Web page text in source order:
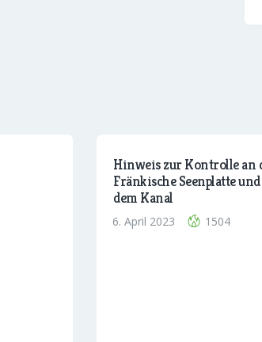
Hinweis zur Kontrolle an
Fränkische Seenplatte und
dem Kanal
6. April 2023 1504